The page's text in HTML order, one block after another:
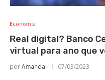
Economia
Real digital? Banco
virtual para ano que
porAmanda 07/03/2023